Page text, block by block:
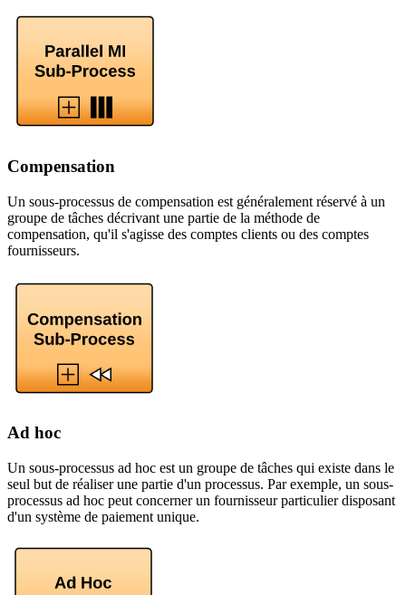
Compensation
Un sous-processus de compensation est généralement réservé à un
groupe de tâches décrivant une partie de la méthode de
compensation, qu'il s'agisse des comptes clients ou des comptes
fournisseurs.
Ad hoc
Un sous-processus ad hoc est un groupe de tâches qui existe dans le
seul but de réaliser une partie d'un processus. Par exemple, un sous-
processus ad hoc peut concerner un fournisseur particulier disposant
d'un système de paiement unique.